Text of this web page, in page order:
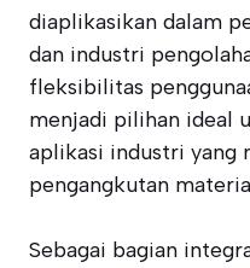
diaplikasikan dalam
dan industri
fleksibilitas
menjadi pilihan ideal
aplikasi industri yang
pengangkutan
Sebagai bagian